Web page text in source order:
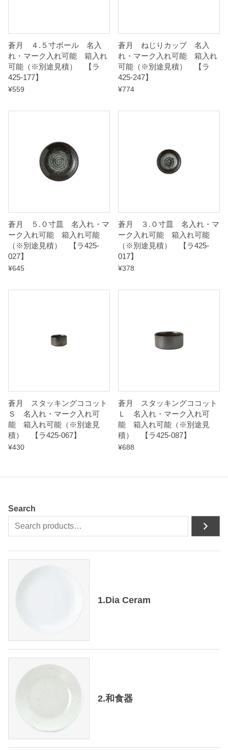
ラ
4
2
5
2
n
t
t
y
蒼月 ４.５寸ボール 名入
れ・マーク入れ可能 箱入れ
可能（※別途見積） 【ラ
425-177】
¥559
蒼月 ねじりカップ 名入
れ・マーク入れ可能 箱入れ
可能（※別途見積） 【ラ
425-247】
¥774
蒼月 ５.０寸皿 名入れ・マ
ーク入れ可能 箱入れ可能
（※別途見積） 【ラ425-
027】
¥645
蒼月 ３.０寸皿 名入れ・マ
ーク入れ可能 箱入れ可能
（※別途見積） 【ラ425-
017】
¥378
蒼月 スタッキングココット
Ｓ 名入れ・マーク入れ可
能 箱入れ可能（※別途見
積） 【ラ425-067】
¥430
蒼月 スタッキングココット
Ｌ 名入れ・マーク入れ可
能 箱入れ可能（※別途見
積） 【ラ425-087】
¥688
Search
1.Dia Ceram
2.和食器